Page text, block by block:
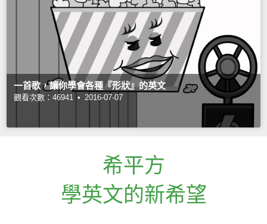
一首歌，讓你學會各種『形狀』的英文
觀看次數：46941 • 2016-07-07
希平方
學英文的新希望